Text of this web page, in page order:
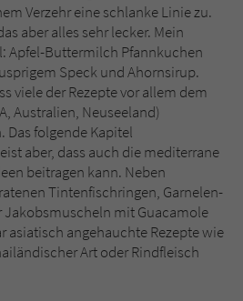
Verzehr eine schlanke Linie zu.
aber alles sehr lecker. Mein
Apfel-Buttermilch Pfannkuchen
Speck und Ahornsirup.
viele der Rezepte vor allem dem
Australien, Neuseeland)
folgende Kapitel
aber, dass auch die mediterrane
beitragen kann. Neben
Tintenfischringen, Garnelen-
mit Guacamole
asiatisch angehauchte Rezepte wie
Art oder Rindfleisch